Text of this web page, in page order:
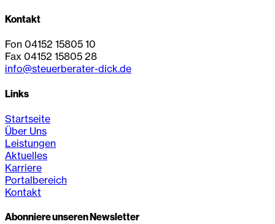
Kontakt
Fon 04152 15805 10
Fax 04152 15805 28
info@steuerberater-dick.de
Links
Startseite
Über Uns
Leistungen
Aktuelles
Karriere
Portalbereich
Kontakt
Abonniere unseren Newsletter